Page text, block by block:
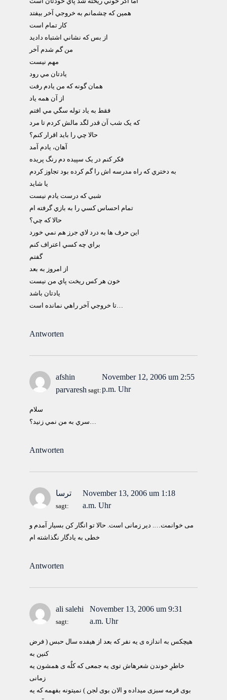
همين که چشمانم به خروجي آخر بيفتد
کار تمام است
از بس که نشاني اشتباه داديد
من گم شدم آخر
مهم نيست
يادتان مي رود
همان گونه که من يادم رفت
از آن همه ياد
فقط به ياد توله سگي مي افتم
که يک شب آن قدر لگد مالش کردم تا مرد
حالا چي را بايد اقرار کنم؟
آهان، يادم آمد
فکر کنم در يک سپيده دم رنگ پريده
به دختري که راه مدرسه اش را گم کرده بود تجاوز کردم
يا شايد
شبي که درست يادم نيست
تمام احساس کسي را به بازي گرفته ام
حالا که چي؟
اين حرف ها به درد لاي جرز هم نمي خورد
براي چه کسي اعتراف کنم
گفتم
از امروز به بعد
خون هر کس ريخت پاي من نيست
يادتان باشد
تا خروجي آخر راهي نمانده است…
Antworten
afshin
parvaresh sagt:
November 12, 2006 um 2:55
p.m. Uhr
سلام
سري به من نمي زنيد؟…
Antworten
ترسا
sagt:
November 13, 2006 um 1:18
a.m. Uhr
می خوانمت…. دیر زمانی است. حالا تو انگار کن بسیار آمدم و
خطی به یادگار نگذاشته ام
Antworten
ali salehi
sagt:
November 13, 2006 um 9:31
a.m. Uhr
هيچکس به اندازه ی يه نفر که بعد از هیفده سال حبس ( فرض
کنين به
خاطرِ خوندن شعرهاش توی يه جمعی که کلٌه ی همشون يه
زمانی
بوی قرمه سبزی ميداده و الان بوی لجن ) نميتونه بفهمه که يه